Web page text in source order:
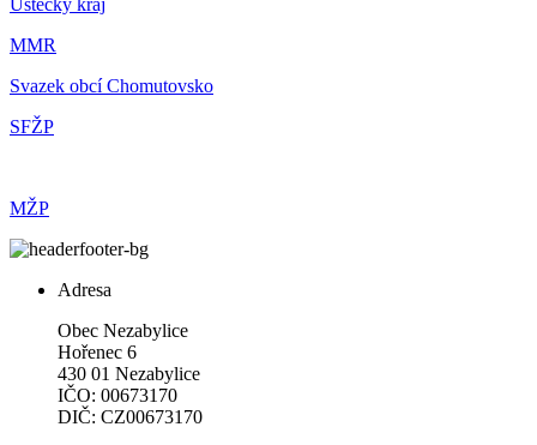
MMR
Svazek obcí Chomutovsko
SFŽP
MŽP
Adresa
Obec Nezabylice
Hořenec 6
430 01 Nezabylice
IČO: 00673170
DIČ: CZ00673170